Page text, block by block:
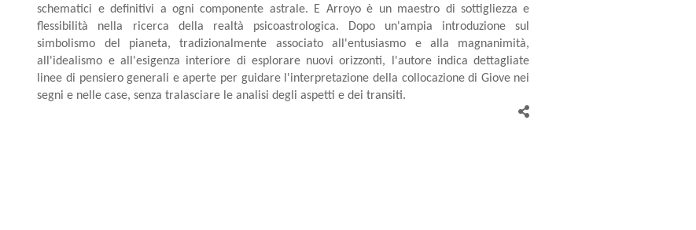
schematici e definitivi a ogni componente astrale. E Arroyo è un maestro di sottigliezza e
flessibilità nella ricerca della realtà psicoastrologica. Dopo un'ampia introduzione sul
simbolismo del pianeta, tradizionalmente associato all'entusiasmo e alla magnanimità,
all'idealismo e all'esigenza interiore di esplorare nuovi orizzonti, l'autore indica dettagliate
linee di pensiero generali e aperte per guidare l'interpretazione della collocazione di Giove nei
segni e nelle case, senza tralasciare le analisi degli aspetti e dei transiti.